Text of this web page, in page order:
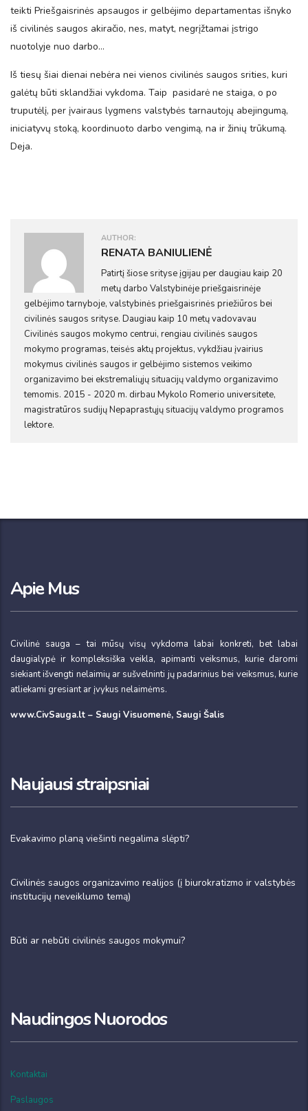
teikti Priešgaisrinės apsaugos ir gelbėjimo departamentas išnyko
iš civilinės saugos akiračio, nes, matyt, negrįžtamai įstrigo
nuotolyje nuo darbo…
Iš tiesų šiai dienai nebėra nei vienos civilinės saugos srities, kuri
galėtų būti sklandžiai vykdoma. Taip pasidarė ne staiga, o po
truputėlį, per įvairaus lygmens valstybės tarnautojų abejingumą,
iniciatyvų stoką, koordinuoto darbo vengimą, na ir žinių trūkumą.
Deja.
AUTHOR:
RENATA BANIULIENĖ
Patirtį šiose srityse įgijau per daugiau kaip 20
metų darbo Valstybinėje priešgaisrinėje
gelbėjimo tarnyboje, valstybinės priešgaisrinės priežiūros bei
civilinės saugos srityse. Daugiau kaip 10 metų vadovavau
Civilinės saugos mokymo centrui, rengiau civilinės saugos
mokymo programas, teisės aktų projektus, vykdžiau įvairius
mokymus civilinės saugos ir gelbėjimo sistemos veikimo
organizavimo bei ekstremaliųjų situacijų valdymo organizavimo
temomis. 2015 - 2020 m. dirbau Mykolo Romerio universitete,
magistratūros sudijų Nepaprastųjų situacijų valdymo programos
lektore.
Apie Mus
Civilinė sauga – tai mūsų visų vykdoma labai konkreti, bet labai
daugialypė ir kompleksiška veikla, apimanti veiksmus, kurie daromi
siekiant išvengti nelaimių ar sušvelninti jų padarinius bei veiksmus, kurie
atliekami gresiant ar įvykus nelaimėms.
www.CivSauga.lt – Saugi Visuomenė, Saugi Šalis
Naujausi straipsniai
Evakavimo planą viešinti negalima slėpti?
Civilinės saugos organizavimo realijos (į biurokratizmo ir valstybės
institucijų neveiklumo temą)
Būti ar nebūti civilinės saugos mokymui?
Naudingos Nuorodos
Kontaktai
Paslaugos